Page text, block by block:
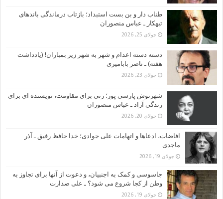
طناب دار و بن بست استبداد؛ بازتاب درماندگی باندهای
تبهکار ـ عباس منصوران
جولای 25, 2026
دسته دسته اعدام و شهر به شهر زیر بمباران! (یادداشت
هفته) ـ ناصر بابامیری
جولای 23, 2026
شهرنوش پارسی پور؛ زنی برای مقاومت، نویسنده ای برای
زندگی آزاد ـ عباس منصوران
جولای 20, 2026
افاضات، ادعاها و اتهامات علی جوادی؛ خدا حافظ رفیق ـ آذر
ماجدی
جولای 19, 2026
جاسوسی و کمک به اجنبیان، و دعوت از آنها برای تجاوز به
وطن از کجا شروع می شود؟ ـ علی صدارت
جولای 19, 2026